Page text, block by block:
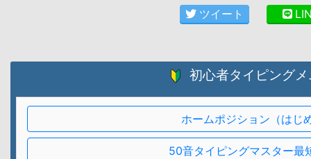
初心者タイピング
ホームポジション（はじ
50音タイピングマスター最
ツイート